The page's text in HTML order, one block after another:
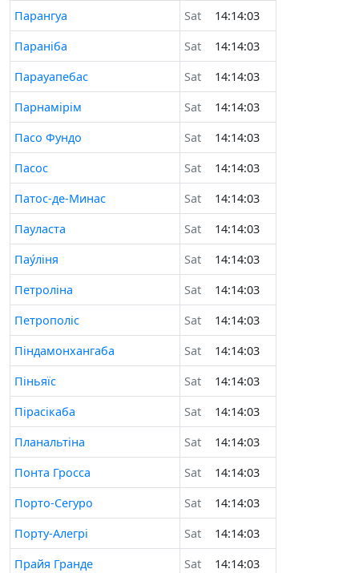
Парангуа
Sat
14:14:03
Параніба
Sat
14:14:03
Парауапебас
Sat
14:14:03
Парнамірім
Sat
14:14:03
Пасо Фундо
Sat
14:14:03
Пасос
Sat
14:14:03
Патос-де-Минас
Sat
14:14:03
Пауласта
Sat
14:14:03
Пау́ліня
Sat
14:14:03
Петроліна
Sat
14:14:03
Петрополіс
Sat
14:14:03
Піндамонхангаба
Sat
14:14:03
Піньяїс
Sat
14:14:03
Пірасікаба
Sat
14:14:03
Планальтіна
Sat
14:14:03
Понта Гросса
Sat
14:14:03
Порто-Сегуро
Sat
14:14:03
Порту-Алегрі
Sat
14:14:03
Прайя Гранде
Sat
14:14:03